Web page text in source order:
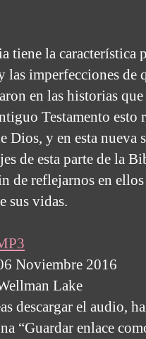
tiene la característica
las imperfecciones de
en las historias
Testamento esto
Dios, y en esta nueva
de esta parte de la
de reflejarnos en
sus vidas.
Noviembre 2016
Lake
descargar el audio,
“Guardar enlace